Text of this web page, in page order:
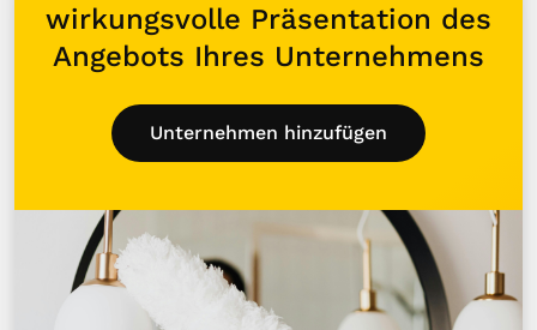
wirkungsvolle Präsentation des
Angebots Ihres Unternehmens
Unternehmen hinzufügen